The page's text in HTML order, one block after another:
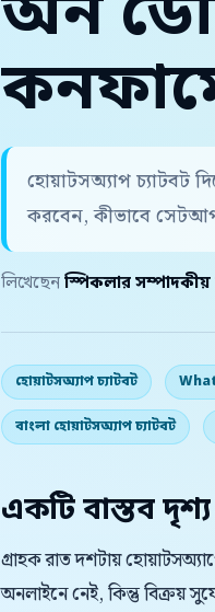
অন
হোয়াটসঅ্যাপ চ্যাটবট
করবেন, কীভাবে
লিখেছেন স্পিকলার
হোয়াটসঅ্যাপ চ্যাটবট
বাংলা হোয়াটসঅ্যাপ চ্যাটবট
একটি বাস্তব
গ্রাহক রাত দশটায়
অনলাইনে নেই, কিন্তু বিক্রয়